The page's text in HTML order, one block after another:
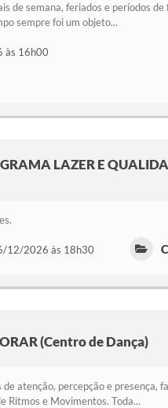
de semana, feriados e períodos
sempre foi um objeto...
às 16h00
LAZER E
12/2026 às 18h30
(Centro de Dança)
atenção, percepção e presença,
Ritmos e Movimentos. Toda...